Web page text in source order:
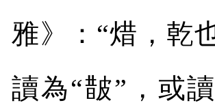
雅》： “焟，乾
讀為“皵” ，或